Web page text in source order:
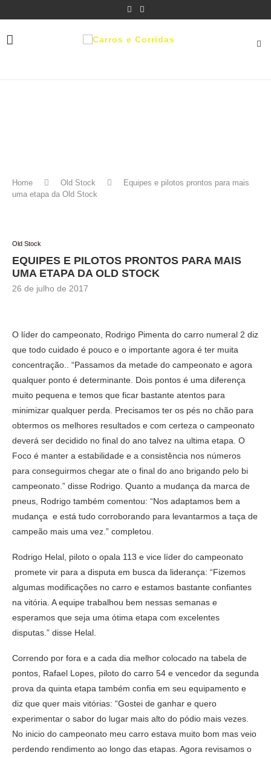
Home Old Stock
Equipes e pilotos prontos para mais
uma etapa da Old Stock
Old Stock
EQUIPES E PILOTOS PRONTOS PARA MAIS
UMA ETAPA DA OLD STOCK
26 de julho de 2017
O líder do campeonato, Rodrigo Pimenta do carro numeral 2 diz
que todo cuidado é pouco e o importante agora é ter muita
concentração.. “Passamos da metade do campeonato e agora
qualquer ponto é determinante. Dois pontos é uma diferença
muito pequena e temos que ficar bastante atentos para
minimizar qualquer perda. Precisamos ter os pés no chão para
obtermos os melhores resultados e com certeza o campeonato
deverá ser decidido no final do ano talvez na ultima etapa. O
Foco é manter a estabilidade e a consistência nos números
para conseguirmos chegar ate o final do ano brigando pelo bi
campeonato.” disse Rodrigo. Quanto a mudança da marca de
pneus, Rodrigo também comentou: “Nos adaptamos bem a
mudança e está tudo corroborando para levantarmos a taça de
campeão mais uma vez.” completou.
Rodrigo Helal, piloto o opala 113 e vice líder do campeonato
promete vir para a disputa em busca da liderança: “Fizemos
algumas modificações no carro e estamos bastante confiantes
na vitória. A equipe trabalhou bem nessas semanas e
esperamos que seja uma ótima etapa com excelentes
disputas.” disse Helal.
Correndo por fora e a cada dia melhor colocado na tabela de
pontos, Rafael Lopes, piloto do carro 54 e vencedor da segunda
prova da quinta etapa também confia em seu equipamento e
diz que quer mais vitórias: “Gostei de ganhar e quero
experimentar o sabor do lugar mais alto do pódio mais vezes.
No inicio do campeonato meu carro estava muito bom mas veio
perdendo rendimento ao longo das etapas. Agora revisamos o